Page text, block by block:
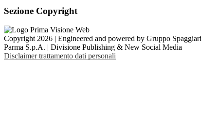
Sezione Copyright
Copyright 2026 | Engineered and powered by Gruppo Spaggiari
Parma S.p.A. | Divisione Publishing & New Social Media
Disclaimer trattamento dati personali